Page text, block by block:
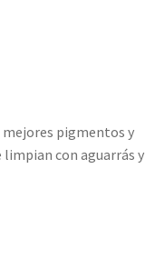
mejores pigmentos y
con aguarrás y